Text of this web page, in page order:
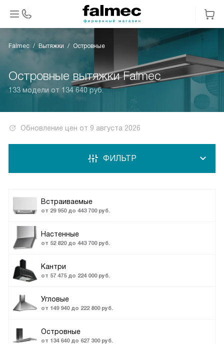
Falmec Вытяжки Островные
Островные вытяжки Falmec
133 модели от 134 640 руб.
Обновление цен от 9 августа 2026
Встраиваемые
от 29 950 до 443 700 руб.
Настенные
от 52 820 до 443 700 руб.
Кантри
от 57 475 до 224 000 руб.
Угловые
от 149 940 до 222 800 руб.
Островные
от 134 640 до 627 300 руб.
ФИЛЬТР